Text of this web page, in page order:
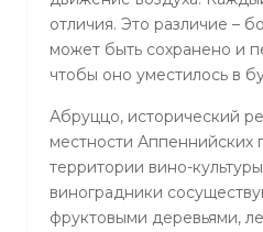
отличия. Это различие –
может быть сохранено и
чтобы оно уместилось в
Абруццо, исторический
местности Аппеннийских
территории вино-
виноградники
фруктовыми деревьями,